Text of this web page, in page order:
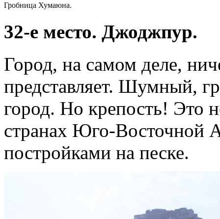
Гробница Хумаюна.
32-е место. Джоджпур.
Город, на самом деле,
представляет. Шумный,
город. Но крепость! Это
странах Юго-Восточной
постройками на песке.